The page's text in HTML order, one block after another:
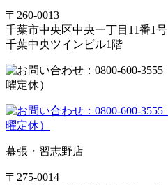
〒260-0013
千葉市中央区中央一丁目11番1号
千葉中央ツインビル1階
幕張・習志野店
〒275-0014